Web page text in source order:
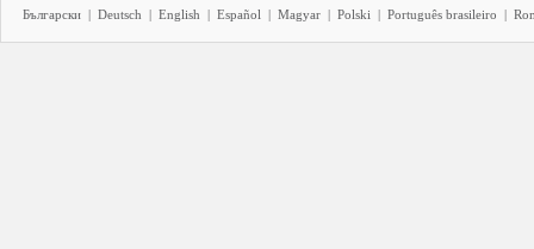
Български | Deutsch | English | Español | Magyar | Polski | Português brasileiro |